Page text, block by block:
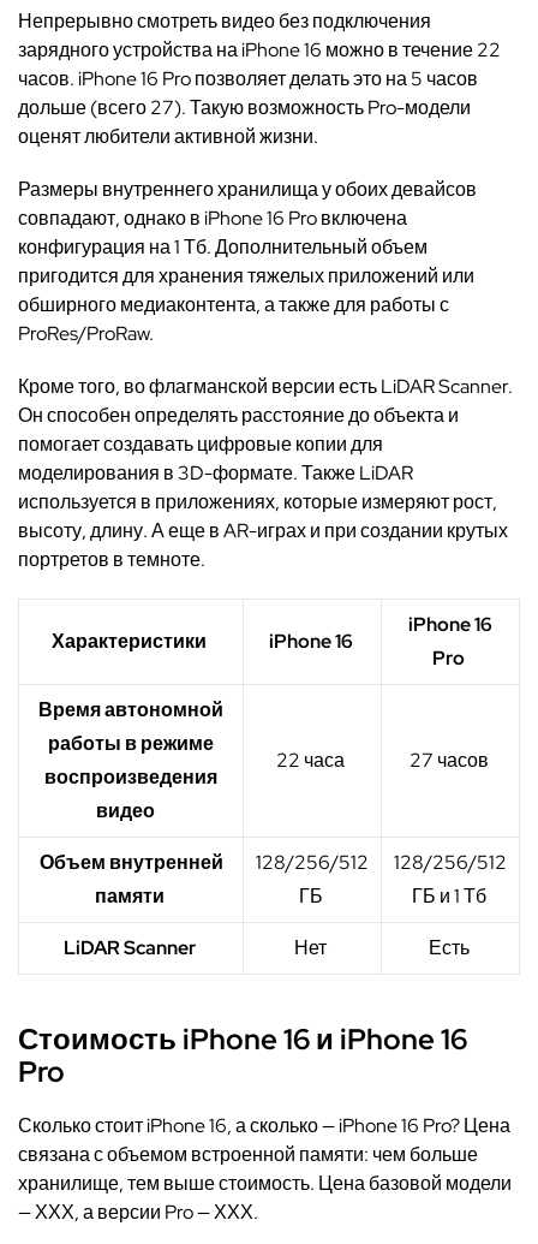
Непрерывно смотреть видео без подключения
зарядного устройства на iPhone 16 можно в течение 22
часов. iPhone 16 Pro позволяет делать это на 5 часов
дольше (всего 27). Такую возможность Pro-модели
оценят любители активной жизни.
Размеры внутреннего хранилища у обоих девайсов
совпадают, однако в iPhone 16 Pro включена
конфигурация на 1 Тб. Дополнительный объем
пригодится для хранения тяжелых приложений или
обширного медиаконтента, а также для работы с
ProRes/ProRaw.
Кроме того, во флагманской версииестьLiDAR Scanner.
Он способен определять расстояние до объекта и
помогает создавать цифровые копии для
моделирования в 3D-формате.ТакжеLiDAR
используется в приложениях, которые измеряют рост,
высоту, длину. А еще вAR-играх и при создании крутых
портретов в темноте.
Характеристики iPhone 16
iPhone 16
Pro
Время автономной
работы в режиме
воспроизведения
видео
22 часа 27 часов
Объем внутренней
памяти
128/256/512
ГБ
128/256/512
ГБ и 1 Тб
LiDAR Scanner Нет Есть
Стоимость iPhone 16и iPhone 16
Pro
Сколько стоит iPhone 16, а сколько —iPhone 16 Pro? Цена
связана с объемом встроенной памяти: чем больше
хранилище, тем выше стоимость. Ценабазовой модели
—ХХХ,а версии Pro —ХХХ.